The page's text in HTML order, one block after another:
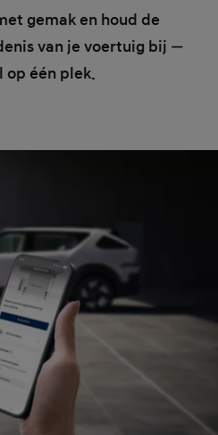
gemak en houd de
van je voertuig bij —
op één plek.